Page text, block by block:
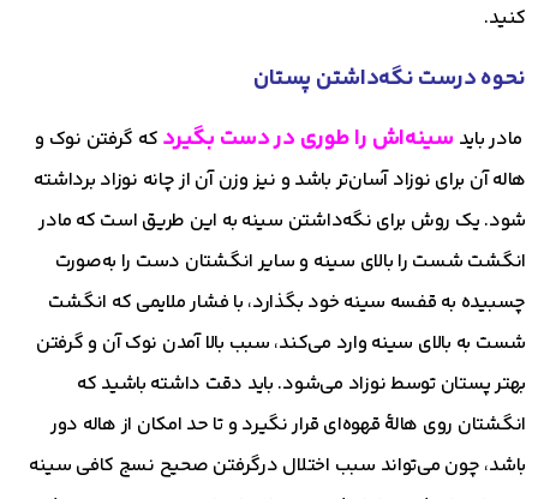
کنید.
نحوه درست نگه‌داشتن پستان
مادر باید سینه‌اش را طوری در دست بگیرد که گرفتن نوک و
هاله آن برای نوزاد آسان‌تر باشد و نیز وزن آن از چانه نوزاد برداشته
شود. یک روش برای نگه‌داشتن سینه به این طریق است که مادر
انگشت شست را بالای سینه و سایر انگشتان دست را به‌صورت
چسبیده به قفسه سینه خود بگذارد، با فشار ملایمی که انگشت
شست به بالای سینه وارد می‌کند، سبب بالا آمدن نوک آن و گرفتن
بهتر پستان توسط نوزاد می‌شود. باید دقت داشته باشید که
انگشتان روی هالهٔ قهوه‌ای قرار نگیرد و تا حد امکان از هاله دور
باشد، چون می‌تواند سبب اختلال درگرفتن صحیح نسج کافی سینه